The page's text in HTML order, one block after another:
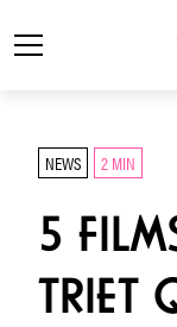
NEWS 2 MIN
5
TRIET